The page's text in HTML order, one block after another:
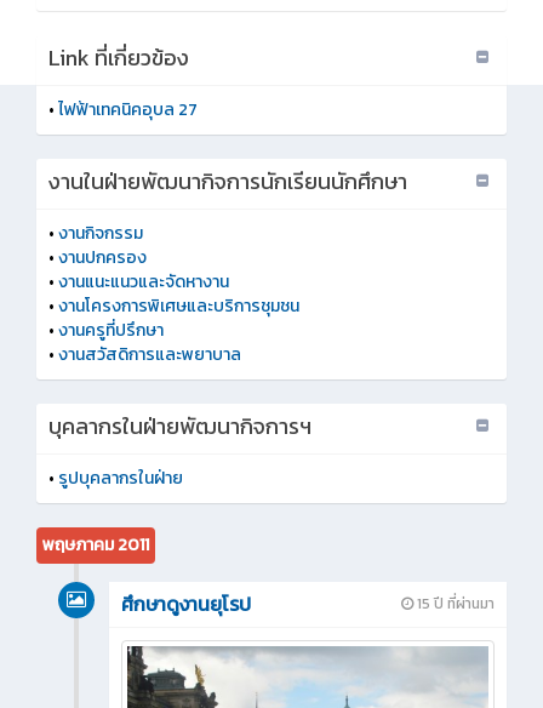
Link ที่เกี่ยวข้อง
•ไฟฟ้าเทคนิคอุบล 27
งานในฝ่ายพัฒนากิจการนักเรียนนักศึกษา
•งานกิจกรรม
•งานปกครอง
•งานแนะแนวและจัดหางาน
•งานโครงการพิเศษและบริการชุมชน
•งานครูที่ปรึกษา
•งานสวัสดิการและพยาบาล
บุคลากรในฝ่ายพัฒนากิจการฯ
• รูปบุคลากรในฝ่าย
พฤษภาคม 2011
15 ปี ที่ผ่านมา
ศึกษาดูงานยุโรป